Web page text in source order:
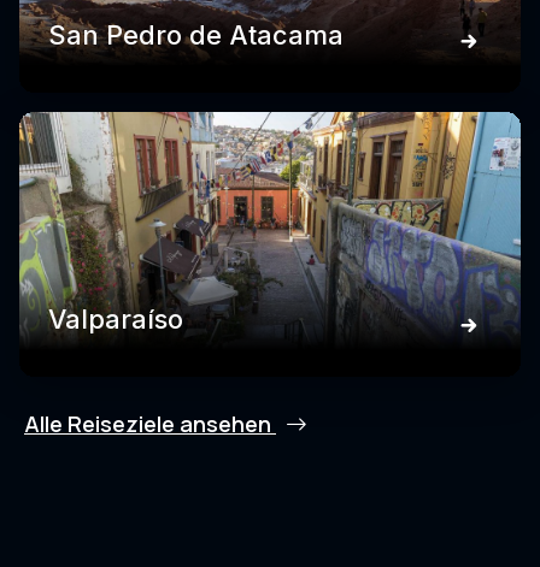
San Pedro de Atacama
Valparaíso
Alle Reiseziele ansehen